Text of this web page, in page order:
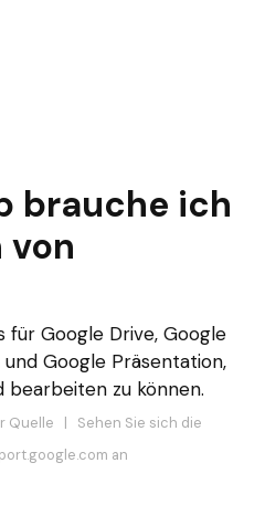
brauche ich
von
für Google Drive, Google
Google Präsentation,
zu können.
Quelle | Sehen Sie sich die
an